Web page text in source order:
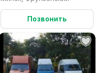
паркинги, вывоз мусора
Позвонить